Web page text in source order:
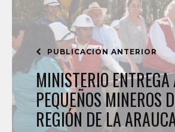
PUBLICACIÓN ANTERIOR
MINISTERIO ENTREGA
PEQUEÑOS MINEROS
REGIÓN DE LA